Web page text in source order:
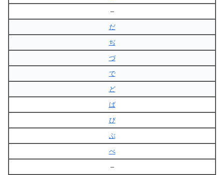
–
だ
ぢ
づ
で
ど
ば
び
ぶ
べ
–